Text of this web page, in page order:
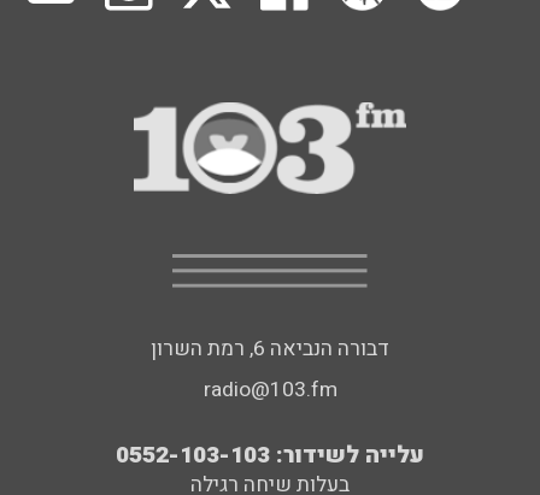
דבורה הנביאה 6, רמת השרון
radio@103.fm
עלייה לשידור: 0552-103-103
בעלות שיחה רגילה